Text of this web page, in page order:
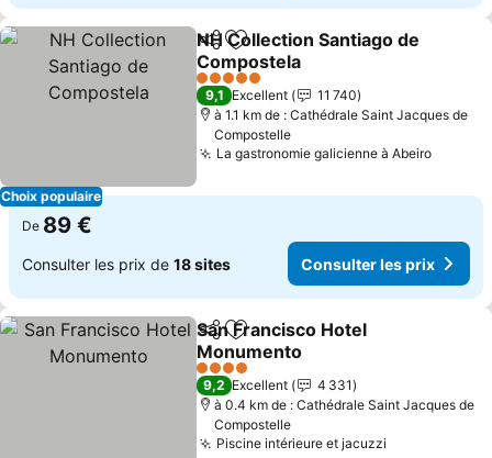
Choix populaire
PartagerAjouter à mes favoris
NH Collection Santiago de
Compostela
5 Étoiles
9,1 Excellent
11 740
à 1.1 km de : Cathédrale Saint Jacques de
Compostelle
La gastronomie galicienne à Abeiro
De 89 €
Consulter les prix de 18 sites Consulter les prix
PartagerAjouter à mes favoris
San Francisco Hotel
Monumento
4 Étoiles
9,2 Excellent
4 331
à 0.4 km de : Cathédrale Saint Jacques de
Compostelle
Piscine intérieure et jacuzzi